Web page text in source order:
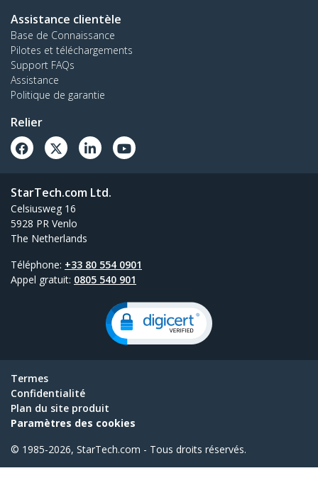
Assistance clientèle
Base de Connaissance
Pilotes et téléchargements
Support FAQs
Assistance
Politique de garantie
Relier
StarTech.com Ltd.
Celsiusweg 16
5928 PR Venlo
The Netherlands
Téléphone: +33 80 554 0901
Appel gratuit: 0805 540 901
Termes
Confidentialité
Plan du site produit
Paramètres des cookies
© 1985-2026, StarTech.com - Tous droits réservés.